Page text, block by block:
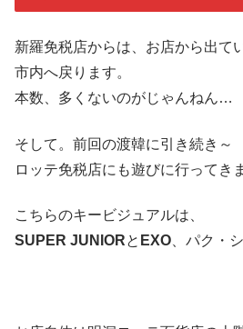
新羅免税店からは、お店から出て
市内へ戻ります。
本数、多くないのがじゃんねん…
そして。前回の渡韓に引き続き～
ロッテ免税店にも遊びに行ってき
こちらのキービジュアルは、
SUPER JUNIORと EXO 、パク・